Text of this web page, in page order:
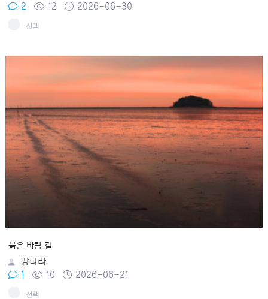
2
12 2026-06-30
선택
붉은 바람 길
땅나라
1
10 2026-06-21
선택